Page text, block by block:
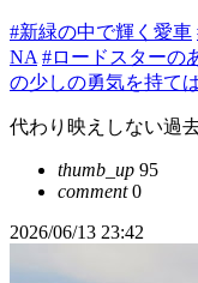
#新緑の中で輝く愛車
NA #ロードスターの
の少しの勇気を持て
代わり映えしない過
thumb_up 95
comment0
2026/06/13 23:42